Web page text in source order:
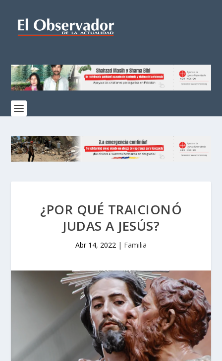
¿POR QUÉ TRAICIONÓ
JUDAS A JESÚS?
Abr 14, 2022 | Familia